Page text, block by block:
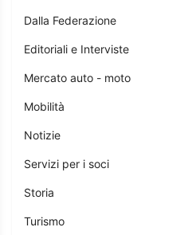
Dalla Federazione
Editoriali e Interviste
Mercato auto - moto
Mobilità
Notizie
Servizi per i soci
Storia
Turismo